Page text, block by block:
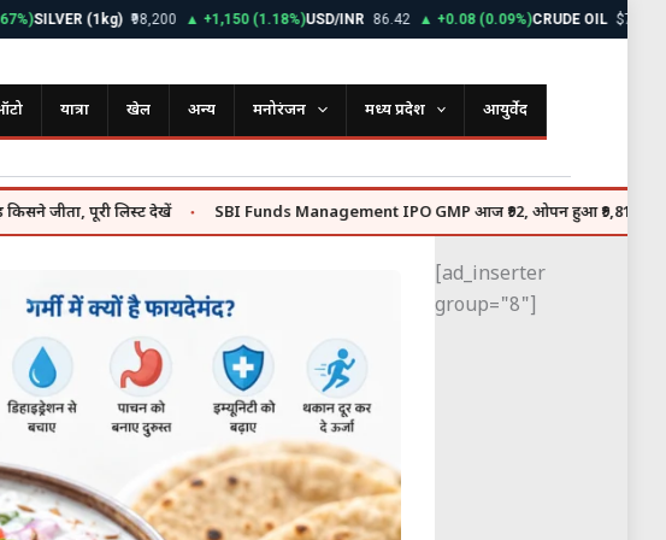
(1kg) ₹98,200 ▲ +1,150 (1.18%)USD/INR 86.42 ▲ +0.08 (0.09%)CRUDE OIL $72.85 ▼ -
यात्रा खेल अन्य मनोरंजन मध्य प्रदेश आयुर्वेद
पूरी लिस्ट देखें ● SBI Funds Management IPO GMP आज ₹92, ओपन हुआ ₹9,813 करोड़ का इश्यू
[ad_inserter
group="8"]